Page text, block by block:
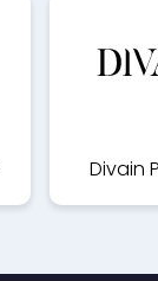
Divain